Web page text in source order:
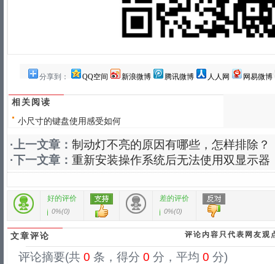
分享到： QQ空间 新浪微博 腾讯微博 人人网 网易微博
相关阅读
小尺寸的键盘使用感受如何
·上一文章： 制动灯不亮的原因有哪些，怎样排除？
·下一文章： 重新安装操作系统后无法使用双显示器
好的评价
0%(0)
差的评价
0%(0)
文章评论 评论内容只代表网友观
评论摘要(共 0 条，得分 0 分，平均 0 分)